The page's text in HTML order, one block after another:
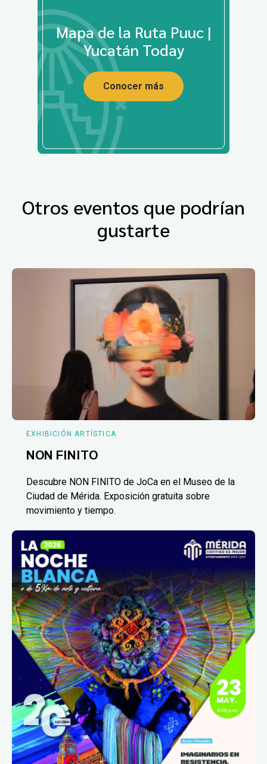
Mapa de la Ruta Puuc |
Yucatán Today
Conocer más
Otros eventos que podrían
gustarte
EXHIBICIÓN ARTÍSTICA
NON FINITO
Descubre NON FINITO de JoCa en el Museo de la
Ciudad de Mérida. Exposición gratuita sobre
movimiento y tiempo.